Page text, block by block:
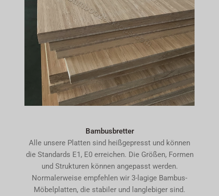
Bambusbretter
Alle unsere Platten sind heißgepresst und können
die Standards E1, E0 erreichen. Die Größen, Formen
und Strukturen können angepasst werden.
Normalerweise empfehlen wir 3-lagige Bambus-
Möbelplatten, die stabiler und langlebiger sind.